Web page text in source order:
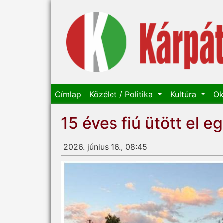
Címlap Közélet / Politika Kultúra
15 éves fiú ütött el
2026. június 16., 08:45